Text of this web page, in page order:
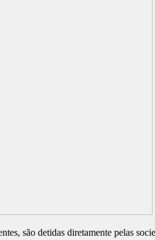
são detidas diretamente pelas